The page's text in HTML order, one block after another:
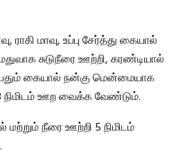
ராகி மாவு, உப்பு சேர்த்து கையால்
சுடுநீரை ஊற்றி, கரண்டியால்
கையால் நன்கு மென்மையாக
நிமிடம் ஊற வைக்க வேண்டும்.
மற்றும் நீரை ஊற்றி 5 நிமிடம்